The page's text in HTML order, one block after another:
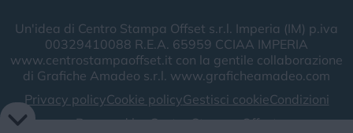
Un'idea di Centro Stampa Offset s.r.l. Imperia (IM) p.iva
00329410088 R.E.A. 65959 CCIAA IMPERIA
www.centrostampaoffset.it con la gentile collaborazione
di Grafiche Amadeo s.r.l. www.graficheamadeo.com
Privacy policyCookie policyGestisci cookieCondizioni
Powered byCentro Stampa Offset